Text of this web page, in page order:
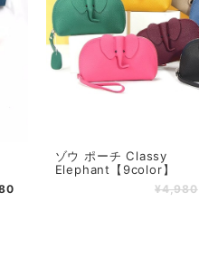
ゾウ ポーチ Classy
Elephant【9color】
¥4,980